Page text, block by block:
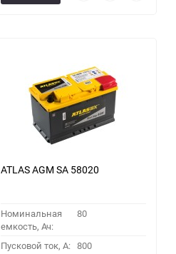
ATLAS AGM SA 58020
Номинальная
емкость, Ач:
80
Пусковой ток, A: 800